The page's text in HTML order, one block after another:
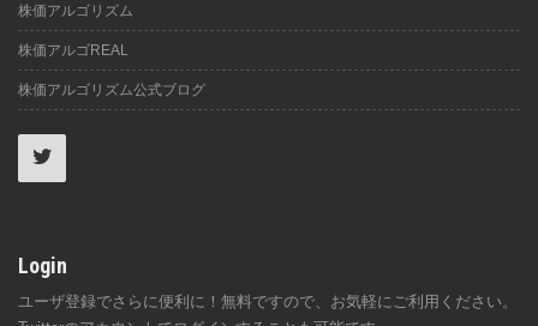
株価アルゴリズム
株価アルゴREAL
株価アルゴリズム公式ブログ
Login
ユーザ登録でさらに便利に！無料ですので、お気軽にご利用ください。